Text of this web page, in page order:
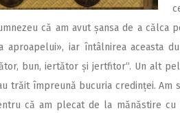
că am avut șansa de a călca
iar întâlnirea aceasta
bun, iertător și jertfitor“. Un alt
trăit împreună bucuria credinței.
că am plecat de la mănăstire cu